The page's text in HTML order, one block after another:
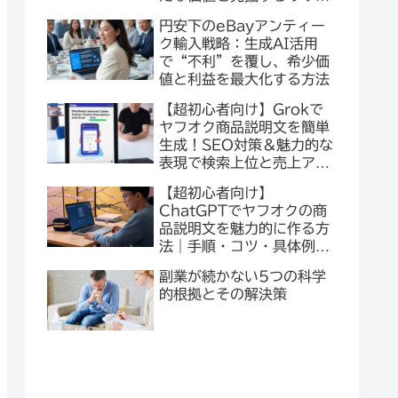
円安下のeBayアンティー
ク輸入戦略：生成AI活用
で“不利”を覆し、希少価
値と利益を最大化する方法
【超初心者向け】Grokで
ヤフオク商品説明文を簡単
生成！SEO対策＆魅力的な
表現で検索上位と売上アッ
【超初心者向け】
ChatGPTでヤフオクの商
品説明文を魅力的に作る方
法｜手順・コツ・具体例を
副業が続かない5つの科学
的根拠とその解決策